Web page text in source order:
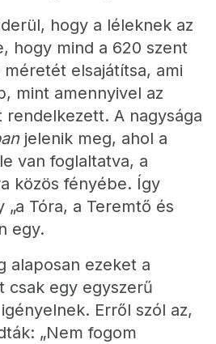
hogy a léleknek az
hogy mind a 620 szent
elsajátítsa, ami
mint amennyivel az
rendelkezett. A nagysága
jelenik meg, ahol a
van foglaltatva, a
közös fényébe. Így
„a Tóra, a Teremtő és
egy.
alaposan ezeket a
csak egy egyszerű
Erről szól az,
„Nem fogom